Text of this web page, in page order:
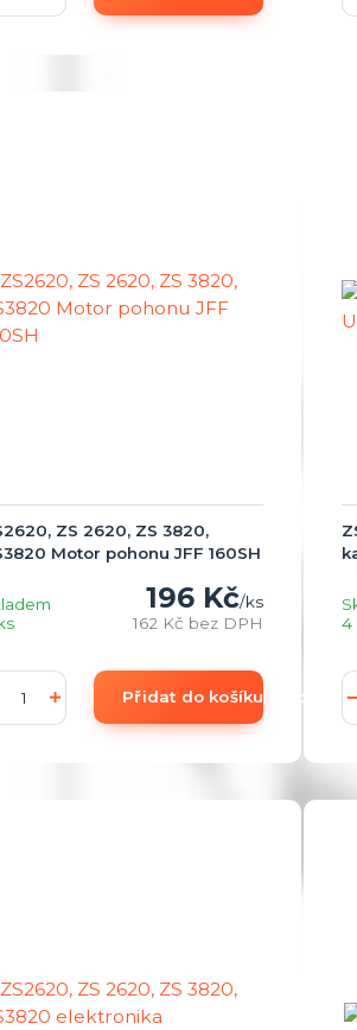
ZS 2620, ZS 3820,
Motor pohonu JFF 160SH
196 Kč/ks
162 Kč bez DPH
Přidat do košíku (add to
4